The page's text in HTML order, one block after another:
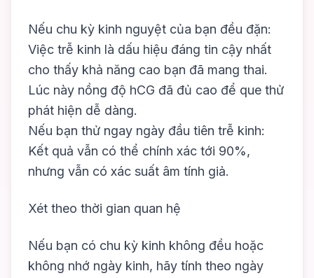
Nếu chu kỳ kinh nguyệt của bạn đều đặn:
Việc trễ kinh là dấu hiệu đáng tin cậy nhất
cho thấy khả năng cao bạn đã mang thai.
Lúc này nồng độ hCG đã đủ cao để que thử
phát hiện dễ dàng.
Nếu bạn thử ngay ngày đầu tiên trễ kinh:
Kết quả vẫn có thể chính xác tới 90%,
nhưng vẫn có xác suất âm tính giả.
Xét theo thời gian quan hệ
Nếu bạn có chu kỳ kinh không đều hoặc
không nhớ ngày kinh, hãy tính theo ngày